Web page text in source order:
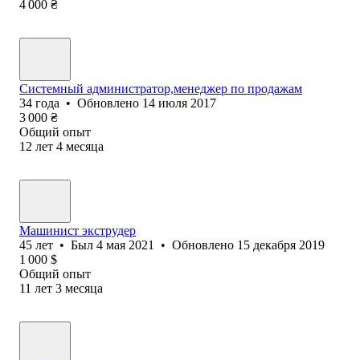
4 000 ₴
Системный администратор,менеджер по продажам
34 года • Обновлено 14 июля 2017
3 000 ₴
Общий опыт
12 лет 4 месяца
Машинист экструдер
45 лет • Был 4 мая 2021 • Обновлено 15 декабря 2019
1 000 $
Общий опыт
11 лет 3 месяца